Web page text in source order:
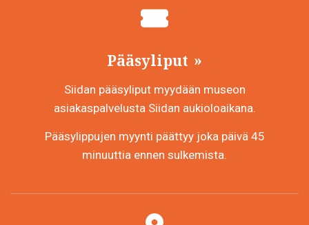
Pääsyliput
Siidan pääsyliput myydään museon
asiakaspalvelusta Siidan aukioloaikana.
Pääsylippujen myynti päättyy joka päivä 45
minuuttia ennen sulkemista.